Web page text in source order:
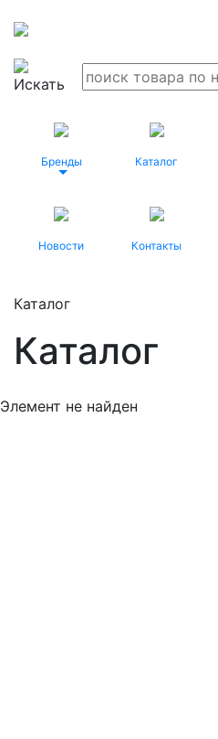
Бренды Каталог
Новости Контакты
Каталог
Каталог
Элемент не найден